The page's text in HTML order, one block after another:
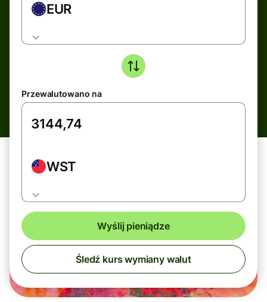
EUR
Przewalutowano na
WST
Wyślij pieniądze
Śledź kurs wymiany walut